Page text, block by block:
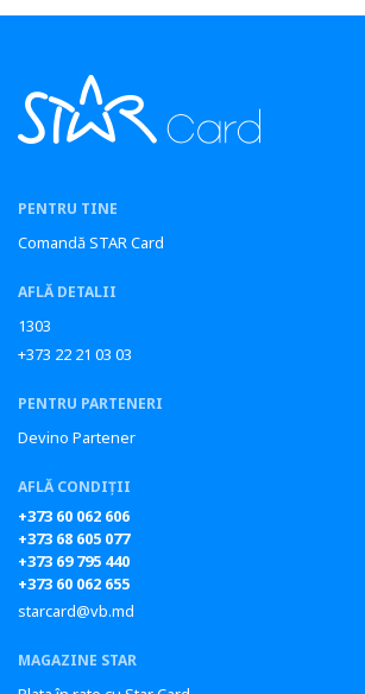
PENTRU TINE
Comandă STAR Card
AFLĂ DETALII
1303
+373 22 21 03 03
PENTRU PARTENERI
Devino Partener
AFLĂ CONDIȚII
+373 60 062 606
+373 68 605 077
+373 69 795 440
+373 60 062 655
starcard@vb.md
MAGAZINE STAR